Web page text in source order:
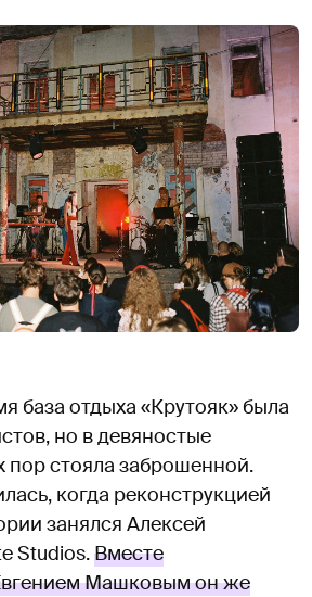
база отдыха «Крутояк» была
но в девяностые
пор стояла заброшенной.
когда реконструкцией
занялся Алексей
Studios.Вместе
Машковым он же